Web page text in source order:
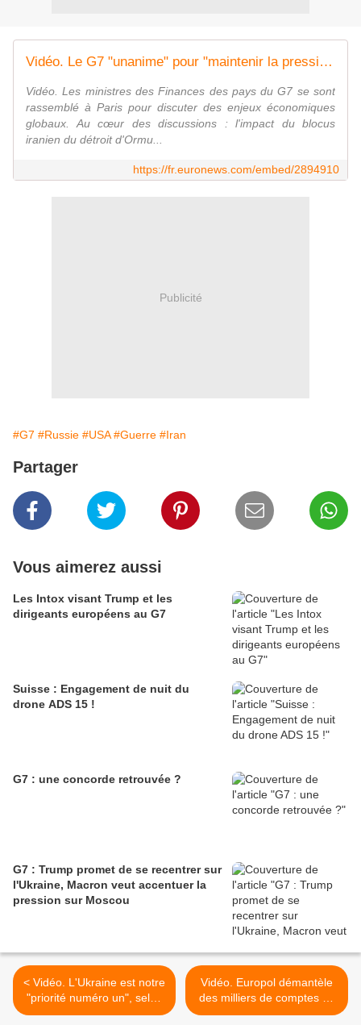
Vidéo. Le G7 "unanime" pour "maintenir la pression" sur la Russie
Vidéo. Les ministres des Finances des pays du G7 se sont
rassemblé à Paris pour discuter des enjeux économiques
globaux. Au cœur des discussions : l'impact du blocus
iranien du détroit d'Ormu...
https://fr.euronews.com/embed/2894910
Publicité
#G7 #Russie #USA #Guerre #Iran
Partager
Vous aimerez aussi
Les Intox visant Trump et les
dirigeants européens au G7
Suisse : Engagement de nuit du
drone ADS 15 !
G7 : une concorde retrouvée ?
G7 : Trump promet de se recentrer sur
l'Ukraine, Macron veut accentuer la
pression sur Moscou
< Vidéo. L'Ukraine est notre
"priorité numéro un", selon
un haut responsable
Vidéo. Europol démantèle
des milliers de comptes du
CGRI dans 19 pays >